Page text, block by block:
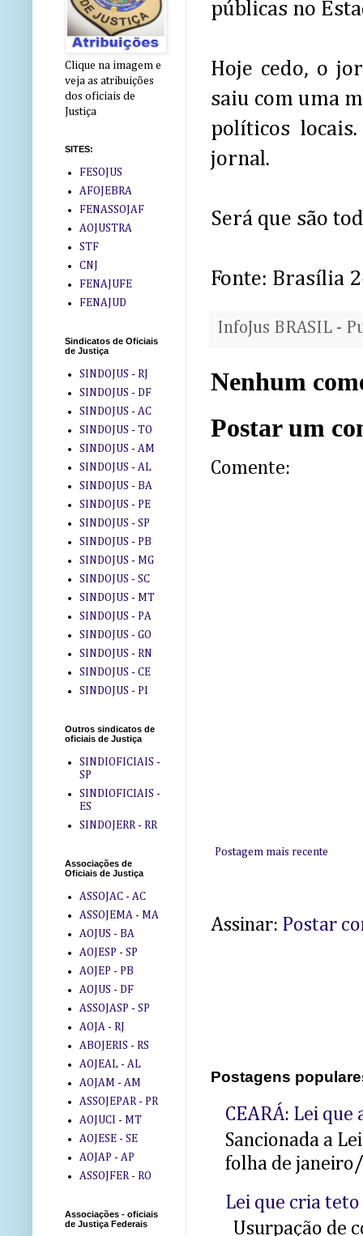
públicas no
Hoje cedo, o
saiu com uma
políticos
jornal.
Será que são
Fonte: Brasília
InfoJus BRASIL -
Nenhum
Postar um
Comente:
Postagem mais recente
Assinar: Postar
Postagens
CEARÁ: Lei
Sancionada a
folha de
Lei que cria
Usurpação de
Clique na imagem e
veja as atribuições
dos oficiais de
Justiça
SITES:
FESOJUS
AFOJEBRA
FENASSOJAF
AOJUSTRA
STF
CNJ
FENAJUFE
FENAJUD
Sindicatos de Oficiais
de Justiça
SINDOJUS - RJ
SINDOJUS - DF
SINDOJUS - AC
SINDOJUS - TO
SINDOJUS - AM
SINDOJUS - AL
SINDOJUS - BA
SINDOJUS - PE
SINDOJUS - SP
SINDOJUS - PB
SINDOJUS - MG
SINDOJUS - SC
SINDOJUS - MT
SINDOJUS - PA
SINDOJUS - GO
SINDOJUS - RN
SINDOJUS - CE
SINDOJUS - PI
Outros sindicatos de
oficiais de Justiça
SINDIOFICIAIS -
SP
SINDIOFICIAIS -
ES
SINDOJERR - RR
Associações de
Oficiais de Justiça
ASSOJAC - AC
ASSOJEMA - MA
AOJUS - BA
AOJESP - SP
AOJEP - PB
AOJUS - DF
ASSOJASP - SP
AOJA - RJ
ABOJERIS - RS
AOJEAL - AL
AOJAM - AM
ASSOJEPAR - PR
AOJUCI - MT
AOJESE - SE
AOJAP - AP
ASSOJFER - RO
Associações - oficiais
de Justiça Federais